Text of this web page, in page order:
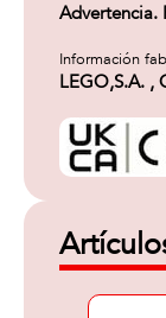
Advertencia.
Información
LEGO,S.A. ,